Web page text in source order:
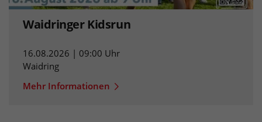
Waidringer Kidsrun
16.08.2026 | 09:00 Uhr
Waidring
Mehr Informationen